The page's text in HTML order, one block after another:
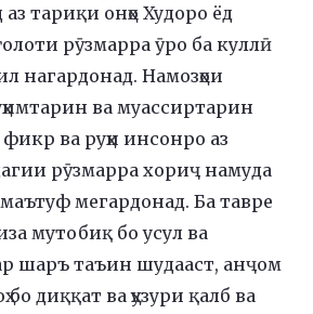
тариқи онҳо Худоро ёд
рӯзмарра ӯро ба куллӣ
нагардонад. Намозҳои
ва муассиртарин
ва руҳи инсонро аз
рӯзмарра хориҷ намуда
маътуф мегардонад. Ба тавре
мутобиқ бо усул ва
шаръ таъин шудааст, анҷом
бо диққат ва ҳузури қалб ва